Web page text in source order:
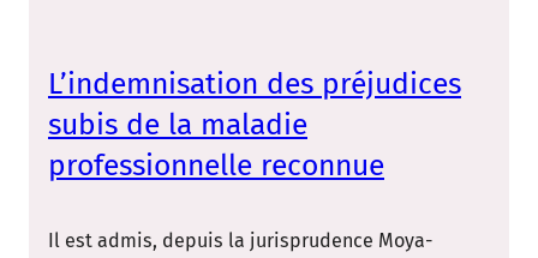
L’indemnisation des préjudices
subis de la maladie
professionnelle reconnue
Il est admis, depuis la jurisprudence Moya-